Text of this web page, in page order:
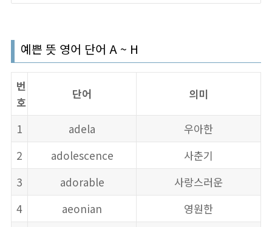
예쁜 뜻 영어 단어 A ~ H
번
호
단어 의미
1 adela
우아한
2
adolescence
사춘기
3
adorable
사랑스러운
4
aeonian
영원한